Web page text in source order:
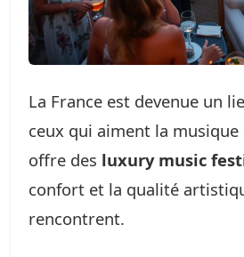
La France est devenue un
ceux qui aiment la musique
offre des luxury music
confort et la qualité
rencontrent.